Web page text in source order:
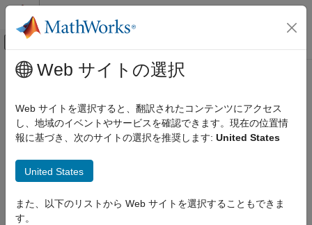
コンテンツへスキップ
オフキャンバス ナビゲーション メ
ドキュメンテーションのホーム
メインコンテンツ
この情報は役に立ちましたか？
Web サイトの選択
Web サイトを選択すると、翻訳されたコンテンツにアクセス
し、地域のイベントやサービスを確認できます。現在の位置情
報に基づき、次のサイトの選択を推奨します: United States
United States
また、以下のリストから Web サイトを選択することもできま
す。